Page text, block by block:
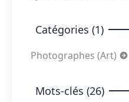
Catégories (1)
Photographes (Art)
Mots-clés (26)